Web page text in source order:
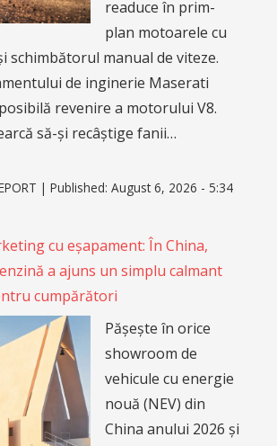
readuce în prim-
plan motoarele cu
schimbătorul manual de viteze.
de inginerie Maserati
revenire a motorului V8.
să-și recâștige fanii…
| Published: August 6, 2026 - 5:34
cu eșapament: În China,
a ajuns un simplu calmant
cumpărători
Pășește în orice
showroom de
vehicule cu energie
nouă (NEV) din
China anului 2026 și